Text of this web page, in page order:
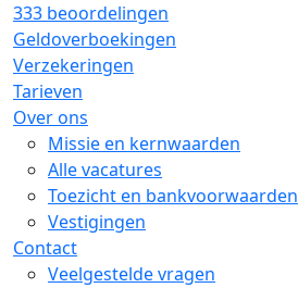
333 beoordelingen
Geldoverboekingen
Verzekeringen
Tarieven
Over ons
Missie en kernwaarden
Alle vacatures
Toezicht en bankvoorwaarden
Vestigingen
Contact
Veelgestelde vragen